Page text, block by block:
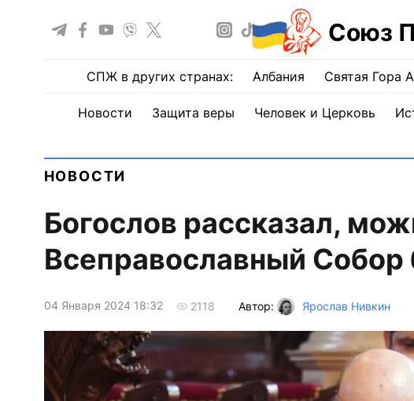
Союз
СПЖ в других странах: Албания Святая Гора
Новости Защита веры Человек и Церковь
НОВОСТИ
Богослов рассказал,
Всеправославный Собор
04 Января 2024 18:32 2118 Автор: Ярослав Нивкин